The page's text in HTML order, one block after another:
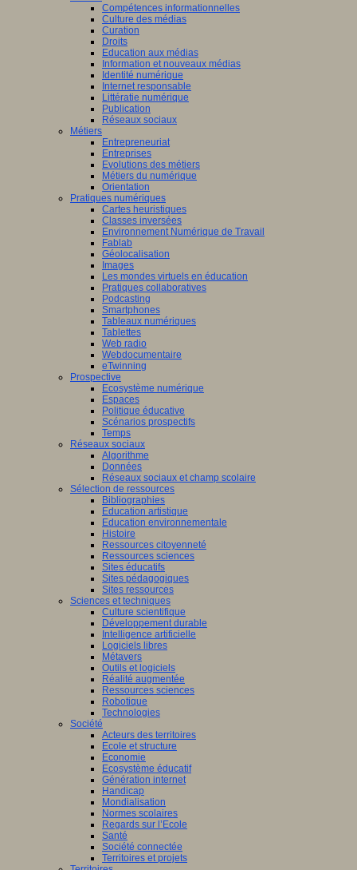
Compétences informationnelles
Culture des médias
Curation
Droits
Education aux médias
Information et nouveaux médias
Identité numérique
Internet responsable
Littératie numérique
Publication
Réseaux sociaux
Métiers
Entrepreneuriat
Entreprises
Evolutions des métiers
Métiers du numérique
Orientation
Pratiques numériques
Cartes heuristiques
Classes inversées
Environnement Numérique de Travail
Fablab
Géolocalisation
Images
Les mondes virtuels en éducation
Pratiques collaboratives
Podcasting
Smartphones
Tableaux numériques
Tablettes
Web radio
Webdocumentaire
eTwinning
Prospective
Ecosystème numérique
Espaces
Politique éducative
Scénarios prospectifs
Temps
Réseaux sociaux
Algorithme
Données
Réseaux sociaux et champ scolaire
Sélection de ressources
Bibliographies
Education artistique
Education environnementale
Histoire
Ressources citoyenneté
Ressources sciences
Sites éducatifs
Sites pédagogiques
Sites ressources
Sciences et techniques
Culture scientifique
Développement durable
Intelligence artificielle
Logiciels libres
Métavers
Outils et logiciels
Réalité augmentée
Ressources sciences
Robotique
Technologies
Société
Acteurs des territoires
Ecole et structure
Economie
Ecosystème éducatif
Génération internet
Handicap
Mondialisation
Normes scolaires
Regards sur l’Ecole
Santé
Société connectée
Territoires et projets